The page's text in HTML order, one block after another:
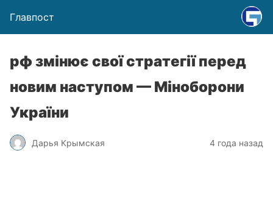
Главпост
рф змінює свої стратегії перед
новим наступом — Міноборони
України
Дарья Крымская 4 года назад